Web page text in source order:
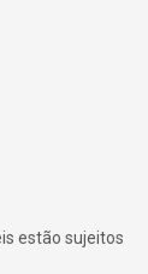
estão sujeitos